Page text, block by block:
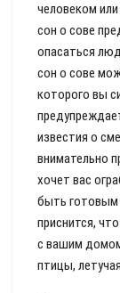
человеком
сон о сове
опасаться
сон о сове
которого вы
известия о
внимательно
хочет вас
быть готовым
приснится,
с вашим
птицы,